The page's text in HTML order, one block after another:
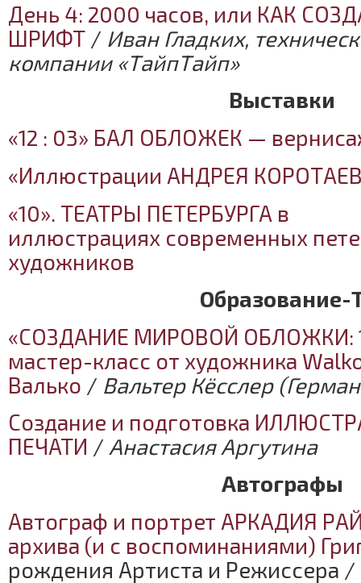
День 4: 2000 часов, или КАК
ШРИФТ / Иван Гладких,
компании «ТайпТайп»
Выставки
«12 : 03» БАЛ ОБЛОЖЕК —
«Иллюстрации АНДРЕЯ
«10». ТЕАТРЫ ПЕТЕРБУРГА в
иллюстрациях современных
художников
Образование-
«СОЗДАНИЕ МИРОВОЙ ОБЛОЖКИ:
мастер-класс от художника
Валько / Вальтер Кёсслер
Создание и подготовка
ПЕЧАТИ / Анастасия Аргутина
Автографы
Автограф и портрет АРКАДИЯ
архива (и с воспоминаниями)
рождения Артиста и Режиссера /